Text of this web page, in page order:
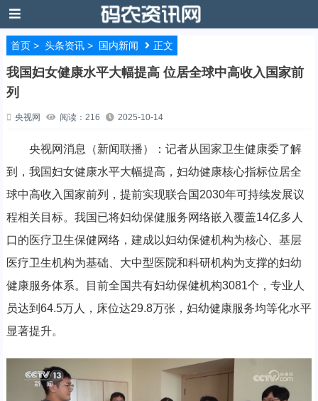
首页> 头条资讯> 国内新闻 正文
我国妇女健康水平大幅提高 位居全球中高收入国家前
列
央视网 阅读：216 2025-10-14
央视网消息（新闻联播）：记者从国家卫生健康委了解
到，我国妇女健康水平大幅提高，妇幼健康核心指标位居全
球中高收入国家前列，提前实现联合国2030年可持续发展议
程相关目标。我国已将妇幼保健服务网络嵌入覆盖14亿多人
口的医疗卫生保健网络，建成以妇幼保健机构为核心、基层
医疗卫生机构为基础、大中型医院和科研机构为支撑的妇幼
健康服务体系。目前全国共有妇幼保健机构3081个，专业人
员达到64.5万人，床位达29.8万张，妇幼健康服务均等化水平
显著提升。